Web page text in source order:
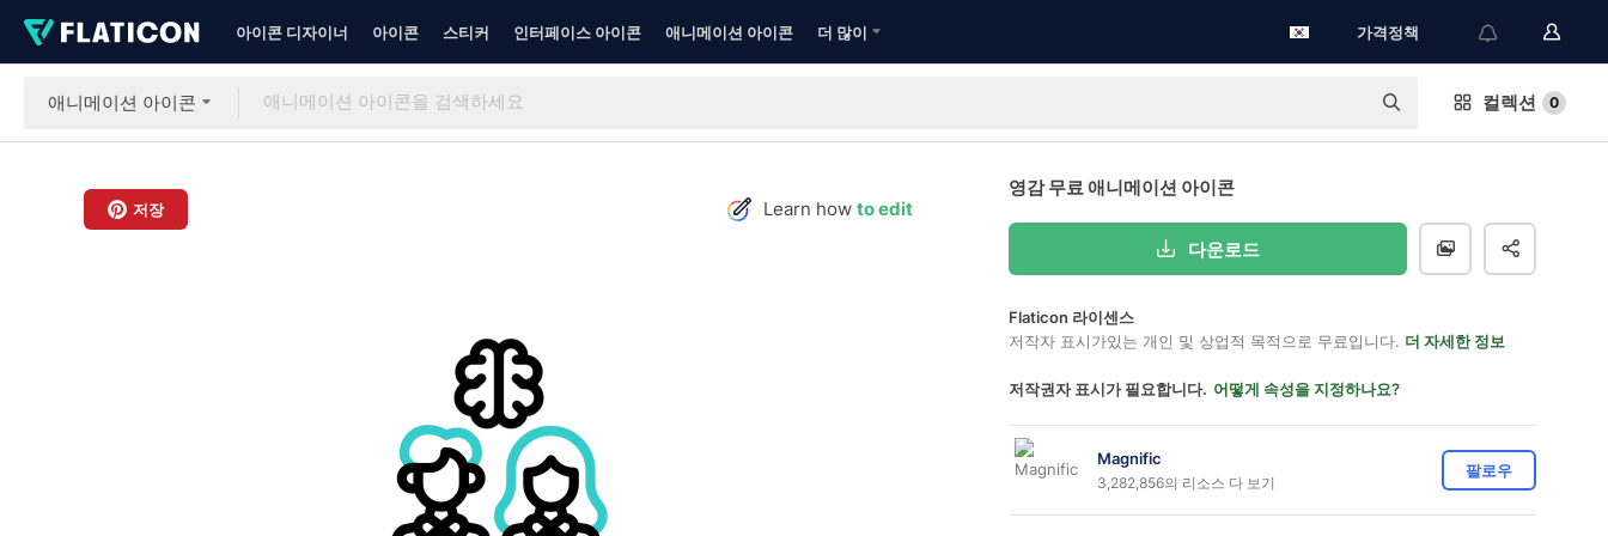
아이콘 디자이너 아이콘 스티커 인터페이스 아이콘 애니메이션 아이콘 더 많이 가격정책
애니메이션 아이콘 컬렉션 0
저장 Learn how to edit
영감 무료 애니메이션 아이콘
다운로드
Flaticon 라이센스
저작자 표시가있는 개인 및 상업적 목적으로 무료입니다. 더 자세한 정보
저작권자 표시가 필요합니다. 어떻게 속성을 지정하나요?
Magnific
3,282,856의 리소스 다 보기
팔로우